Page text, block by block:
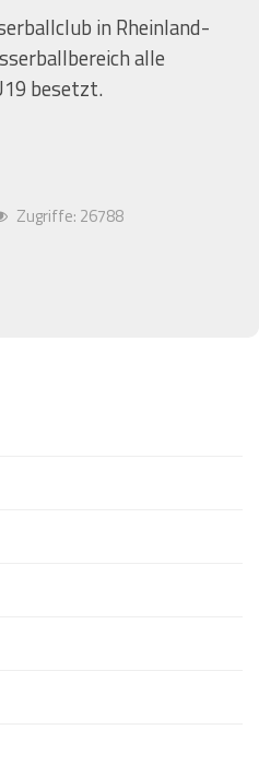
in Rheinland-
alle
besetzt.
Zugriffe: 26788